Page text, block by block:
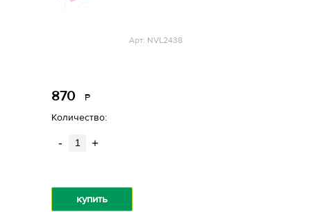
Арт: NVL2438
870 Р
Количество:
- +
купить